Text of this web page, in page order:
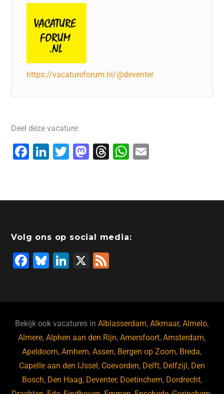
https://vacatureforum.nl/@deventer
Deel deze vacature:
F
e
o
o
k
Li
e
n
T
er
M
o
o
n
T
a
s
W
s
p
l
Volg ons op social media:
F
b
o
o
k
Bl
ky
Li
dI
n
X
Bekijk ook vacatures inAlblasserdam,Alkmaar,Almelo,
Almere,Alphen aan den Rijn,Amersfoort,Amsterdam,
Apeldoorn,Arnhem,Assen, Bergen op Zoom, Breda,
Capelle aan den IJssel, Coevorden, Delft, Delfzijl, Den
Bosch, Den Haag, Deventer, Doetinchem, Dordrecht,